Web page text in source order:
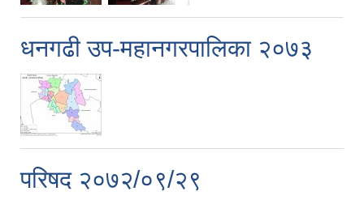
धनगढी उप-महानगरपालिका २०७३
परिषद २०७२/०९/२९